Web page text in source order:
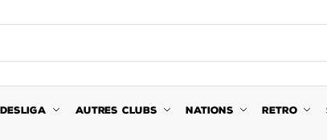
AUTRES CLUBS NATIONS RETRO